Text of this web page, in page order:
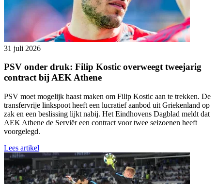
31 juli 2026
PSV onder druk: Filip Kostic overweegt tweejarig
contract bij AEK Athene
PSV moet mogelijk haast maken om Filip Kostic aan te trekken. De
transfervrije linkspoot heeft een lucratief aanbod uit Griekenland op
zak en een beslissing lijkt nabij. Het Eindhovens Dagblad meldt dat
AEK Athene de Serviër een contract voor twee seizoenen heeft
voorgelegd.
Lees artikel